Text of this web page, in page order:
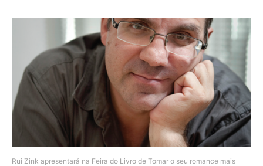
Rui Zink apresentará na Feira do Livro de Tomar o seu romance mais